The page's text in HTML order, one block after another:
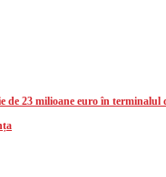
de 23 milioane euro în terminalul